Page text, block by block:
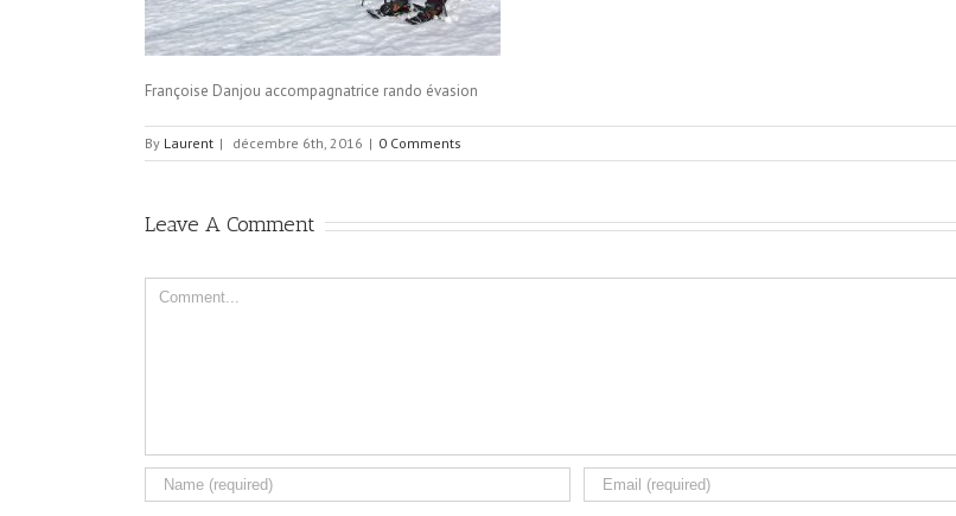
Françoise Danjou accompagnatrice rando évasion
By Laurent | décembre 6th, 2016 | 0 Comments
Leave A Comment
Comment